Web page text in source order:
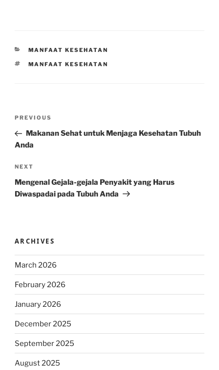
CATEGORIES
MANFAAT KESEHATAN
TAGS
MANFAAT KESEHATAN
Previous
Post
PREVIOUS
Makanan Sehat untuk Menjaga Kesehatan Tubuh
Anda
Next
Post
NEXT
Mengenal Gejala-gejala Penyakit yang Harus
Diwaspadai pada Tubuh Anda
ARCHIVES
March 2026
February 2026
January 2026
December 2025
September 2025
August 2025